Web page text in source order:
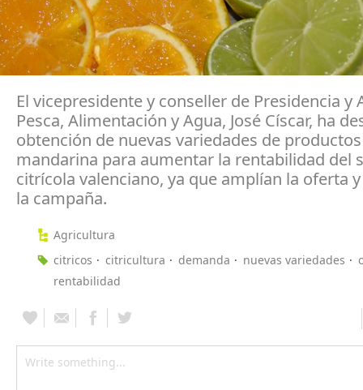
El vicepresidente y conseller de Presidencia y
Pesca, Alimentación y Agua, José Císcar, ha
obtención de nuevas variedades de
mandarina para aumentar la rentabilidad del
citrícola valenciano, ya que amplían la oferta
la campaña.
Agricultura
citricos
citricultura demanda nuevas variedades
rentabilidad